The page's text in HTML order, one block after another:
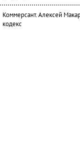
Коммерсант. Алексей
кодекс